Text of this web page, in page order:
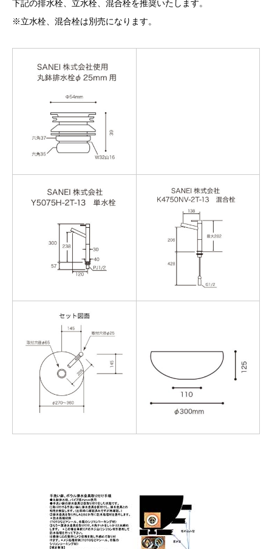
下記の排水栓、立水栓、混合栓を推奨いたします。
※立水栓、混合栓は別売になります。